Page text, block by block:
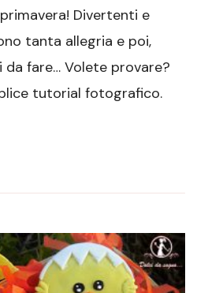
arcobaleno Divertenti e
tanta allegria e poi,
da fare… Volete provare?
tutorial fotografico.